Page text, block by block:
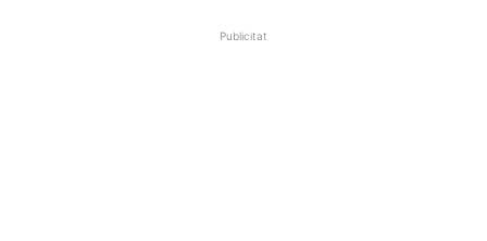
Publicitat